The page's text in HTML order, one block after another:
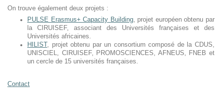
On trouve également deux projets :
PULSE Erasmus+ Capacity Building, projet européen obtenu par
la CIRUISEF, associant des Universités françaises et des
Universités africaines.
HILIST , projet obtenu par un consortium composé de la CDUS,
UNISCIEL, CIRUISEF, PROMOSCIENCES, AFNEUS, FNEB et
un cercle de 15 universités françaises.
Contact